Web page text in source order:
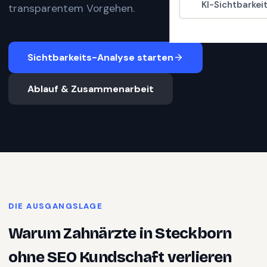
KI-
transparentem Vorgehen.
Sichtbarkeits-Analyse starten
Ablauf & Zusammenarbeit
DIE AUSGANGSLAGE
WarumZahnärzteinSteckborn
ohne SEO Kundschaft verlieren